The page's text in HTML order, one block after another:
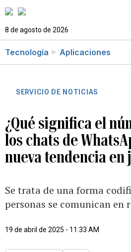
8 de agosto de 2026
Tecnología Aplicaciones
SERVICIO DE NOTICIAS
¿Qué significa el
los chats de
nueva tendencia en
Se trata de una forma
personas se comunican en
19 de abril de 2025 - 11:33 AM